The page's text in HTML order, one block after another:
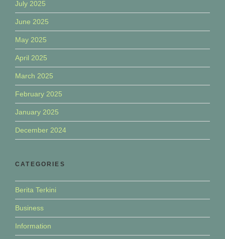
July 2025
June 2025
May 2025
April 2025
March 2025
February 2025
January 2025
December 2024
CATEGORIES
Berita Terkini
Business
Information